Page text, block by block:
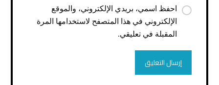
احفظ اسمي، بريدي الإلكتروني، والموقع
الإلكتروني في هذا المتصفح لاستخدامها المرة
المقبلة في تعليقي.